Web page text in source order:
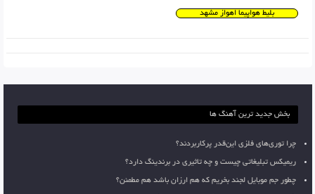
بلیط هواپیما اهواز مشهد
بخش جدید ترین آهنگ ها
چرا توری‌های فلزی این‌قدر پرکاربردند؟
ریمیکس تبلیغاتی چیست و چه تاثیری در برندینگ دارد؟
چطور جم موبایل لجند بخریم که هم ارزان باشد هم مطمئن؟